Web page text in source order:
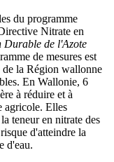
du programme
Nitrate en
Durable de l'Azote
de mesures est
la Région wallonne
En Wallonie, 6
à réduire et à
agricole. Elles
teneur en nitrate des
d'atteindre la
d'eau.